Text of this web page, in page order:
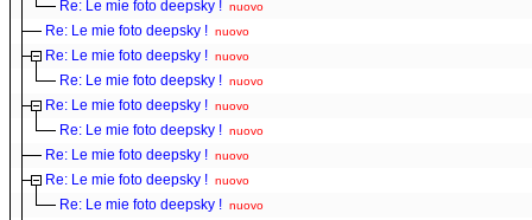
Re: Le mie foto deepsky ! nuovo
Re: Le mie foto deepsky ! nuovo
Re: Le mie foto deepsky ! nuovo
Re: Le mie foto deepsky ! nuovo
Re: Le mie foto deepsky ! nuovo
Re: Le mie foto deepsky ! nuovo
Re: Le mie foto deepsky ! nuovo
Re: Le mie foto deepsky ! nuovo
Re: Le mie foto deepsky ! nuovo